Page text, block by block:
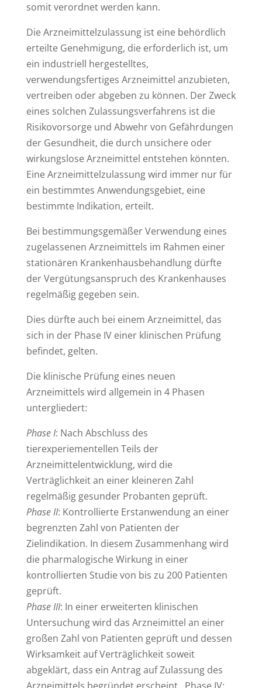
somit verordnet werden kann.
Die Arzneimittelzulassung ist eine behördlich
erteilte Genehmigung, die erforderlich ist, um
ein industriell hergestelltes,
verwendungsfertiges Arzneimittel anzubieten,
vertreiben oder abgeben zu können. Der Zweck
eines solchen Zulassungsverfahrens ist die
Risikovorsorge und Abwehr von Gefährdungen
der Gesundheit, die durch unsichere oder
wirkungslose Arzneimittel entstehen könnten.
Eine Arzneimittelzulassung wird immer nur für
ein bestimmtes Anwendungsgebiet, eine
bestimmte Indikation, erteilt.
Bei bestimmungsgemäßer Verwendung eines
zugelassenen Arzneimittels im Rahmen einer
stationären Krankenhausbehandlung dürfte
der Vergütungsanspruch des Krankenhauses
regelmäßig gegeben sein.
Dies dürfte auch bei einem Arzneimittel, das
sich in der Phase IV einer klinischen Prüfung
befindet, gelten.
Die klinische Prüfung eines neuen
Arzneimittels wird allgemein in 4 Phasen
untergliedert:
Phase I: Nach Abschluss des
tierexperiementellen Teils der
Arzneimittelentwicklung, wird die
Verträglichkeit an einer kleineren Zahl
regelmäßig gesunder Probanten geprüft.
Phase II: Kontrollierte Erstanwendung an einer
begrenzten Zahl von Patienten der
Zielindikation. In diesem Zusammenhang wird
die pharmalogische Wirkung in einer
kontrollierten Studie von bis zu 200 Patienten
geprüft.
Phase III: In einer erweiterten klinischen
Untersuchung wird das Arzneimittel an einer
großen Zahl von Patienten geprüft und dessen
Wirksamkeit auf Verträglichkeit soweit
abgeklärt, dass ein Antrag auf Zulassung des